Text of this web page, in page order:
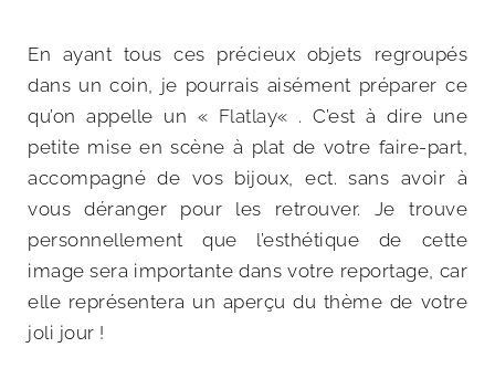
En ayant tous ces précieux objets regroupés
dans un coin, je pourrais aisément préparer ce
qu’on appelle un « Flatlay« . C’est à dire une
petite mise en scène à plat de votre faire-part,
accompagné de vos bijoux, ect. sans avoir à
vous déranger pour les retrouver. Je trouve
personnellement que l’esthétique de cette
image sera importante dans votre reportage, car
elle représentera un aperçu du thème de votre
joli jour !